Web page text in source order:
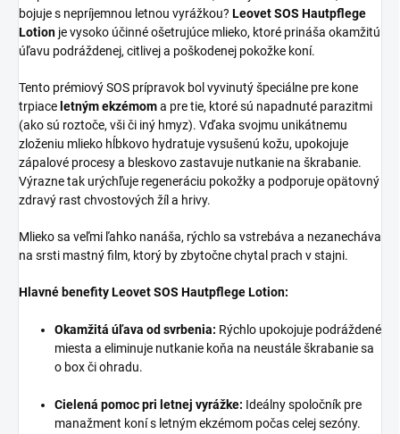
bojuje s nepríjemnou letnou vyrážkou? Leovet SOS Hautpflege
Lotion je vysoko účinné ošetrujúce mlieko, ktoré prináša okamžitú
úľavu podráždenej, citlivej a poškodenej pokožke koní.
Tento prémiový SOS prípravok bol vyvinutý špeciálne pre kone
trpiace letným ekzémoma pre tie, ktoré sú napadnuté parazitmi
(ako sú roztoče, vši či iný hmyz). Vďaka svojmu unikátnemu
zloženiu mlieko hĺbkovo hydratuje vysušenú kožu, upokojuje
zápalové procesy a bleskovo zastavuje nutkanie na škrabanie.
Výrazne tak urýchľuje regeneráciu pokožky a podporuje opätovný
zdravý rast chvostových žíl a hrivy.
Mlieko sa veľmi ľahko nanáša, rýchlo sa vstrebáva a nezanecháva
na srsti mastný film, ktorý by zbytočne chytal prach v stajni.
Hlavné benefity Leovet SOS Hautpflege Lotion:
Okamžitá úľava od svrbenia: Rýchlo upokojuje podráždené
miesta a eliminuje nutkanie koňa na neustále škrabanie sa
o box či ohradu.
Cielená pomoc pri letnej vyrážke: Ideálny spoločník pre
manažment koní s letným ekzémom počas celej sezóny.